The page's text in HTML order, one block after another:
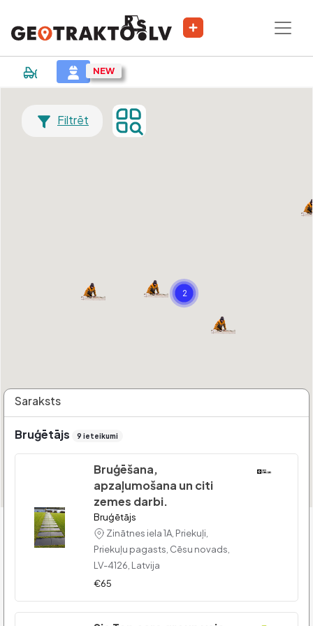
Filtrēt
2
Saraksts
Bruģētājs 9 ieteikumi
Bruģēšana,
apzaļumošana un citi
zemes darbi.
Bruģētājs
Zinātnes iela 1A, Priekuļi,
Priekuļu pagasts, Cēsu novads,
LV-4126, Latvija
€65